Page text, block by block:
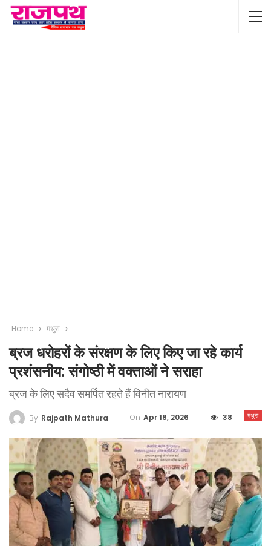
Home मथुरा
ब्रज धरोहरों के संरक्षण के लिए किए जा रहे कार्य
प्रशंसनीय: संगोष्ठी में वक्ताओं ने सराहा
ब्रज के लिए सदैव समर्पित रहते हैं विनीत नारायण
मथुरा
By Rajpath Mathura On Apr 18, 2026 38